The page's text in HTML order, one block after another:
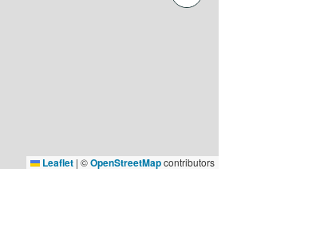
Leaflet | ©OpenStreetMapcontributors